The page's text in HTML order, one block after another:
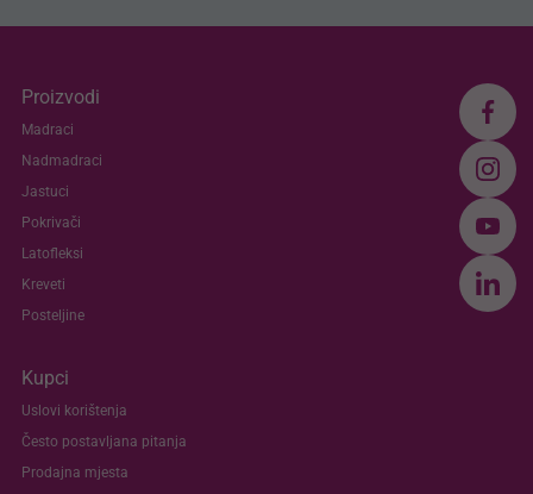
Proizvodi
Madraci
Nadmadraci
Jastuci
Pokrivači
Latofleksi
Kreveti
Posteljine
Kupci
Uslovi korištenja
Često postavljana pitanja
Prodajna mjesta